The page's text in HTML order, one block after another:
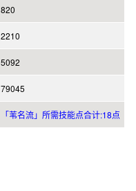
820
2210
5092
79045
「苇名流」所需技能点合计:18点